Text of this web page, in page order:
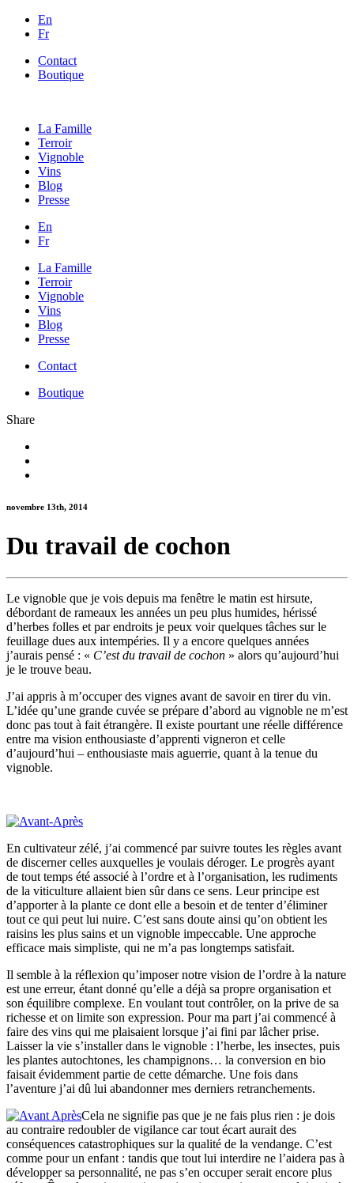
En
Fr
Contact
Boutique
La Famille
Terroir
Vignoble
Vins
Blog
Presse
En
Fr
La Famille
Terroir
Vignoble
Vins
Blog
Presse
Contact
Boutique
Share
novembre 13th, 2014
Du travail de cochon
Le vignoble que je vois depuis ma fenêtre le matin est hirsute,
débordant de rameaux les années un peu plus humides, hérissé
d’herbes folles et par endroits je peux voir quelques tâches sur le
feuillage dues aux intempéries. Il y a encore quelques années
j’aurais pensé : « C’est du travail de cochon » alors qu’aujourd’hui
je le trouve beau.
J’ai appris à m’occuper des vignes avant de savoir en tirer du vin.
L’idée qu’une grande cuvée se prépare d’abord au vignoble ne m’est
donc pas tout à fait étrangère. Il existe pourtant une réelle différence
entre ma vision enthousiaste d’apprenti vigneron et celle
d’aujourd’hui – enthousiaste mais aguerrie, quant à la tenue du
vignoble.
En cultivateur zélé, j’ai commencé par suivre toutes les règles avant
de discerner celles auxquelles je voulais déroger. Le progrès ayant
de tout temps été associé à l’ordre et à l’organisation, les rudiments
de la viticulture allaient bien sûr dans ce sens. Leur principe est
d’apporter à la plante ce dont elle a besoin et de tenter d’éliminer
tout ce qui peut lui nuire. C’est sans doute ainsi qu’on obtient les
raisins les plus sains et un vignoble impeccable. Une approche
efficace mais simpliste, qui ne m’a pas longtemps satisfait.
Il semble à la réflexion qu’imposer notre vision de l’ordre à la nature
est une erreur, étant donné qu’elle a déjà sa propre organisation et
son équilibre complexe. En voulant tout contrôler, on la prive de sa
richesse et on limite son expression. Pour ma part j’ai commencé à
faire des vins qui me plaisaient lorsque j’ai fini par lâcher prise.
Laisser la vie s’installer dans le vignoble : l’herbe, les insectes, puis
les plantes autochtones, les champignons… la conversion en bio
faisait évidemment partie de cette démarche. Une fois dans
l’aventure j’ai dû lui abandonner mes derniers retranchements.
Cela ne signifie pas que je ne fais plus rien : je dois
au contraire redoubler de vigilance car tout écart aurait des
conséquences catastrophiques sur la qualité de la vendange. C’est
comme pour un enfant : tandis que tout lui interdire ne l’aidera pas à
développer sa personnalité, ne pas s’en occuper serait encore plus